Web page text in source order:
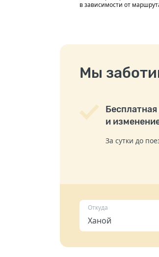
в зависимости от
Мы
и
За сутки до
Откуда